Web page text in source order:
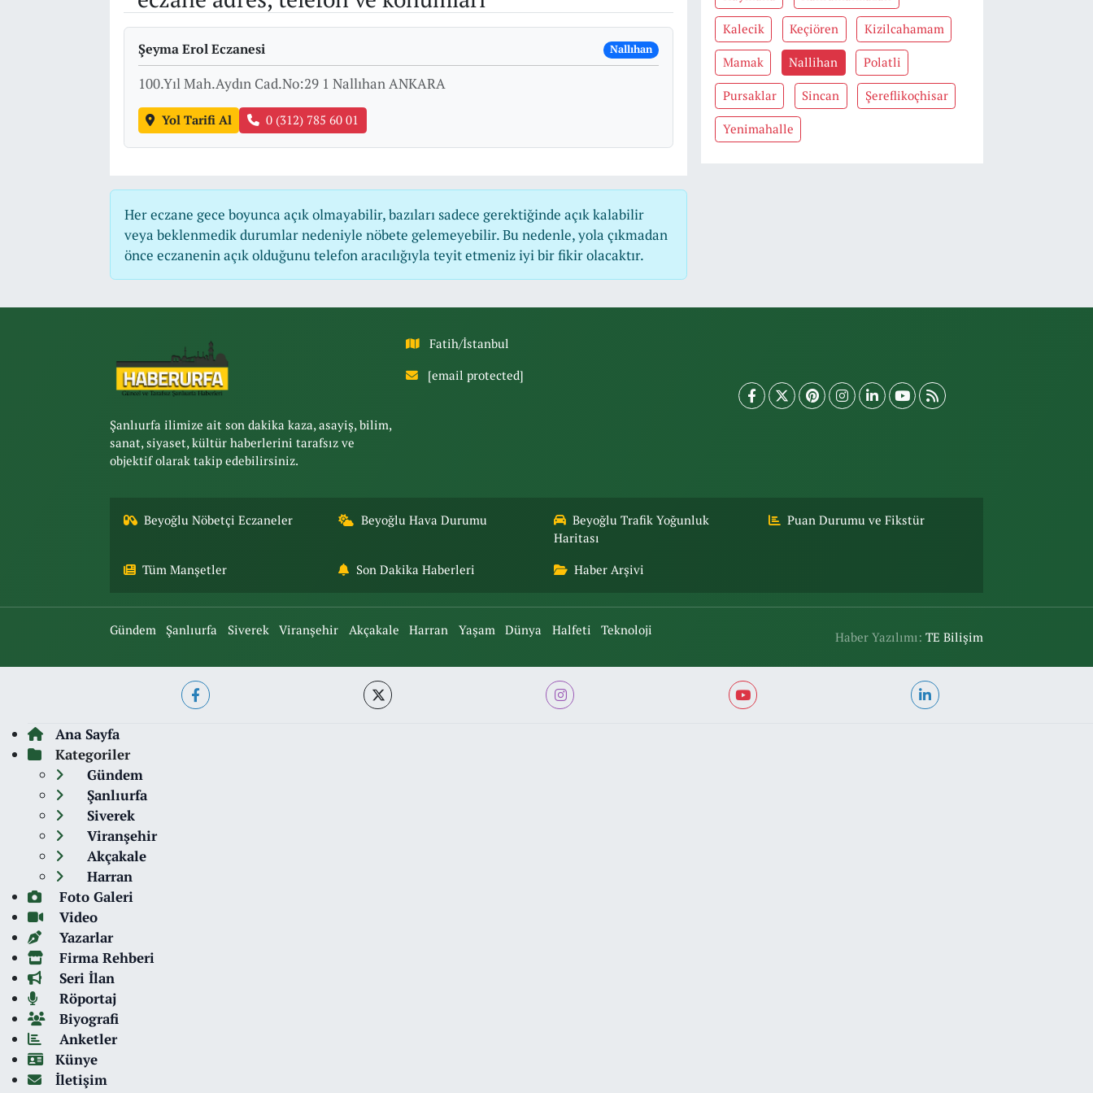
Şeyma Erol Eczanesi Nallıhan
100.Yıl Mah.Aydın Cad.No:29 1 Nallıhan ANKARA
Yol Tarifi Al 0 (312) 785 60 01
Her eczane gece boyunca açık olmayabilir, bazıları sadece gerektiğinde açık kalabilir
veya beklenmedik durumlar nedeniyle nöbete gelemeyebilir. Bu nedenle, yola çıkmadan
önce eczanenin açık olduğunu telefon aracılığıyla teyit etmeniz iyi bir fikir olacaktır.
Kalecik Keçiören Kizilcahamam
Mamak Nallihan Polatli
Pursaklar Sincan Şereflikoçhisar
Yenimahalle
Şanlıurfa ilimize ait son dakika kaza, asayiş, bilim,
sanat, siyaset, kültür haberlerini tarafsız ve
objektif olarak takip edebilirsiniz.
Fatih/İstanbul
[email protected]
Beyoğlu Nöbetçi Eczaneler Beyoğlu Hava Durumu
Beyoğlu Trafik Yoğunluk
Haritası
Puan Durumu ve Fikstür
Tüm Manşetler Son Dakika Haberleri Haber Arşivi
Gündem Şanlıurfa Siverek Viranşehir Akçakale Harran Yaşam Dünya Halfeti Teknoloji Haber Yazılımı:TE Bilişim
Ana Sayfa
Kategoriler
Gündem
Şanlıurfa
Siverek
Viranşehir
Akçakale
Harran
Foto Galeri
Video
Yazarlar
Firma Rehberi
Seri İlan
Röportaj
Biyografi
Anketler
Künye
İletişim